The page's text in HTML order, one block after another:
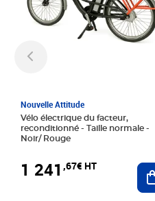
Nouvelle Attitude
Vélo électrique du facteur,
reconditionné - Taille normale -
Noir/ Rouge
1 241 ,67€ HT